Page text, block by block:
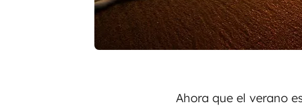
Ahora que el verano